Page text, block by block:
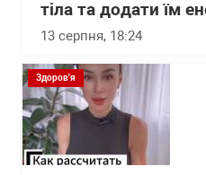
тіла та додати їм
13 серпня, 18:24
Здоров'я